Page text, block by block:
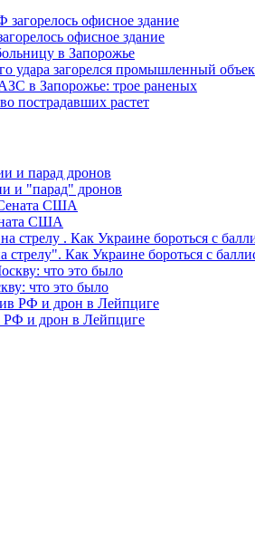
офисное здание
в Запорожье
удара загорелся промышленный
в Запорожье: трое раненых
пострадавших растет
и "парад" дронов
США
стрелу". Как Украине бороться с
что это было
РФ и дрон в Лейпциге